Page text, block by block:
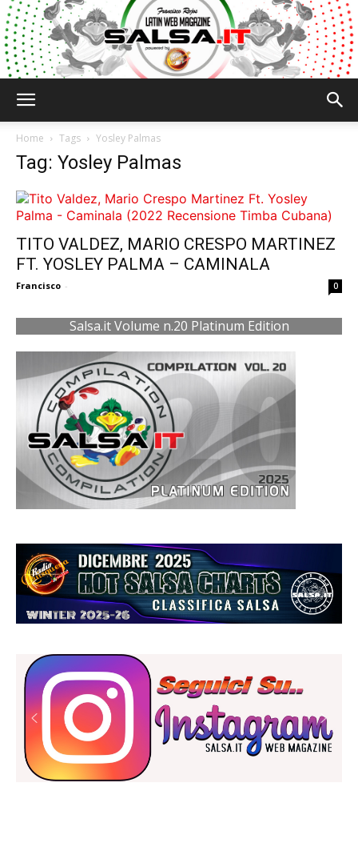
Home Tags Yosley Palmas
Tag: Yosley Palmas
TITO VALDEZ, MARIO CRESPO MARTINEZ
FT. YOSLEY PALMA – CAMINALA
Francisco - 0
Salsa.it Volume n.20 Platinum Edition